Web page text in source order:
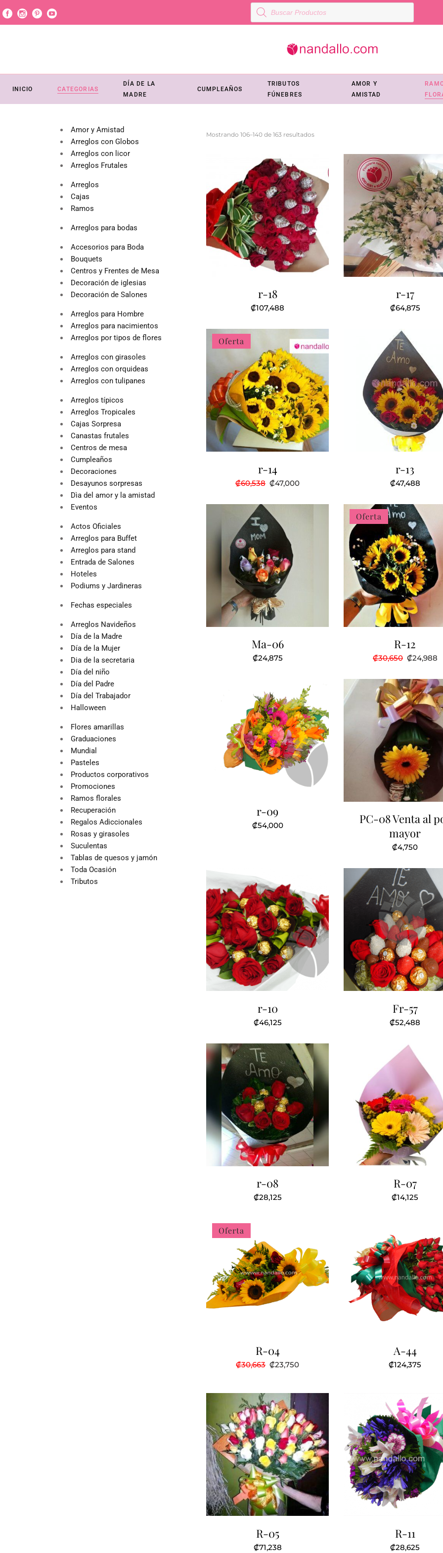
Búsqueda
productos
INICIO CATEGORIAS
DÍA DE LA
MADRE
CUMPLEAÑOS
TRIBUTOS
FÚNEBRES
AMOR Y
AMISTAD
Mostrando 106–140 de 163 resultadosOrdenado
los
últimos
r-18
₡107,488
r-17
₡64,875
Oferta
r-14
₡60,538 El
precio
era:
₡60,538.
₡47,000El
es:
r-13
₡47,488
Ma-06
₡24,875
Oferta
R-12
₡30,650 El
precio
era:
₡30,650.
₡24,988El
r-09
₡54,000
PC-08 Venta al
mayor
₡4,750
r-10
₡46,125
Fr-57
₡52,488
r-08
₡28,125
R-07
₡14,125
Oferta
R-04
₡30,663 El
precio
₡30,663.
₡23,750El
₡23,750.
A-44
₡124,375
R-05
₡71,238
R-11
₡28,625
Amor y Amistad
Arreglos con Globos
Arreglos con licor
Arreglos Frutales
Arreglos
Cajas
Ramos
Arreglos para bodas
Accesorios para Boda
Bouquets
Centros y Frentes de Mesa
Decoración de iglesias
Decoración de Salones
Arreglos para Hombre
Arreglos para nacimientos
Arreglos por tipos de flores
Arreglos con girasoles
Arreglos con orquideas
Arreglos con tulipanes
Arreglos típicos
Arreglos Tropicales
Cajas Sorpresa
Canastas frutales
Centros de mesa
Cumpleaños
Decoraciones
Desayunos sorpresas
Dìa del amor y la amistad
Eventos
Actos Oficiales
Arreglos para Buffet
Arreglos para stand
Entrada de Salones
Hoteles
Podiums y Jardineras
Fechas especiales
Arreglos Navideños
Día de la Madre
Día de la Mujer
Dia de la secretaria
Día del niño
Día del Padre
Día del Trabajador
Halloween
Flores amarillas
Graduaciones
Mundial
Pasteles
Productos corporativos
Promociones
Ramos florales
Recuperación
Regalos Adiccionales
Rosas y girasoles
Suculentas
Tablas de quesos y jamón
Toda Ocasión
Tributos